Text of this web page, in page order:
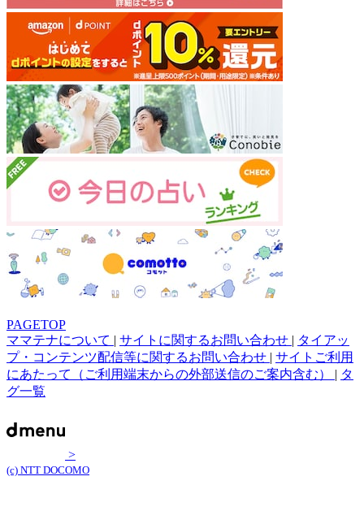
PAGETOP
ママテナについて | サイトに関するお問い合わせ | タイアッ
プ・コンテンツ配信等に関するお問い合わせ | サイトご利用
にあたって（ご利用端末からの外部送信のご案内含む） | タ
グ一覧
>
(c) NTT DOCOMO